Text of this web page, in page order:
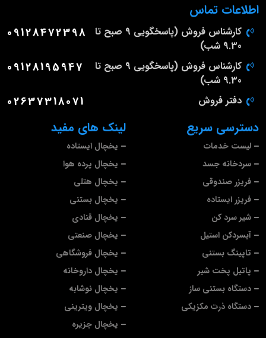
لینک های مفید
یخچال ایستاده
یخچال پرده هوا
یخچال هتلی
یخچال بستنی
یخچال قنادی
یخچال صنعتی
یخچال فروشگاهی
یخچال داروخانه
یخچال نوشابه
یخچال ویترینی
یخچال جزیره
دسترسی سریع
لیست خدمات
سردخانه جسد
فریزر صندوقی
فریزر ایستاده
شیر سرد کن
آبسردکن استیل
تاپینگ بستنی
پاتیل پخت شیر
دستگاه بستنی ساز
دستگاه ذرت مکزیکی
اطلاعات تماس
کارشناس فروش (پاسخگویی 9 صبح تا
9.30 شب)
09128472398
کارشناس فروش (پاسخگویی 9 صبح تا
9.30 شب)
09128195947
دفتر فروش 02637318071